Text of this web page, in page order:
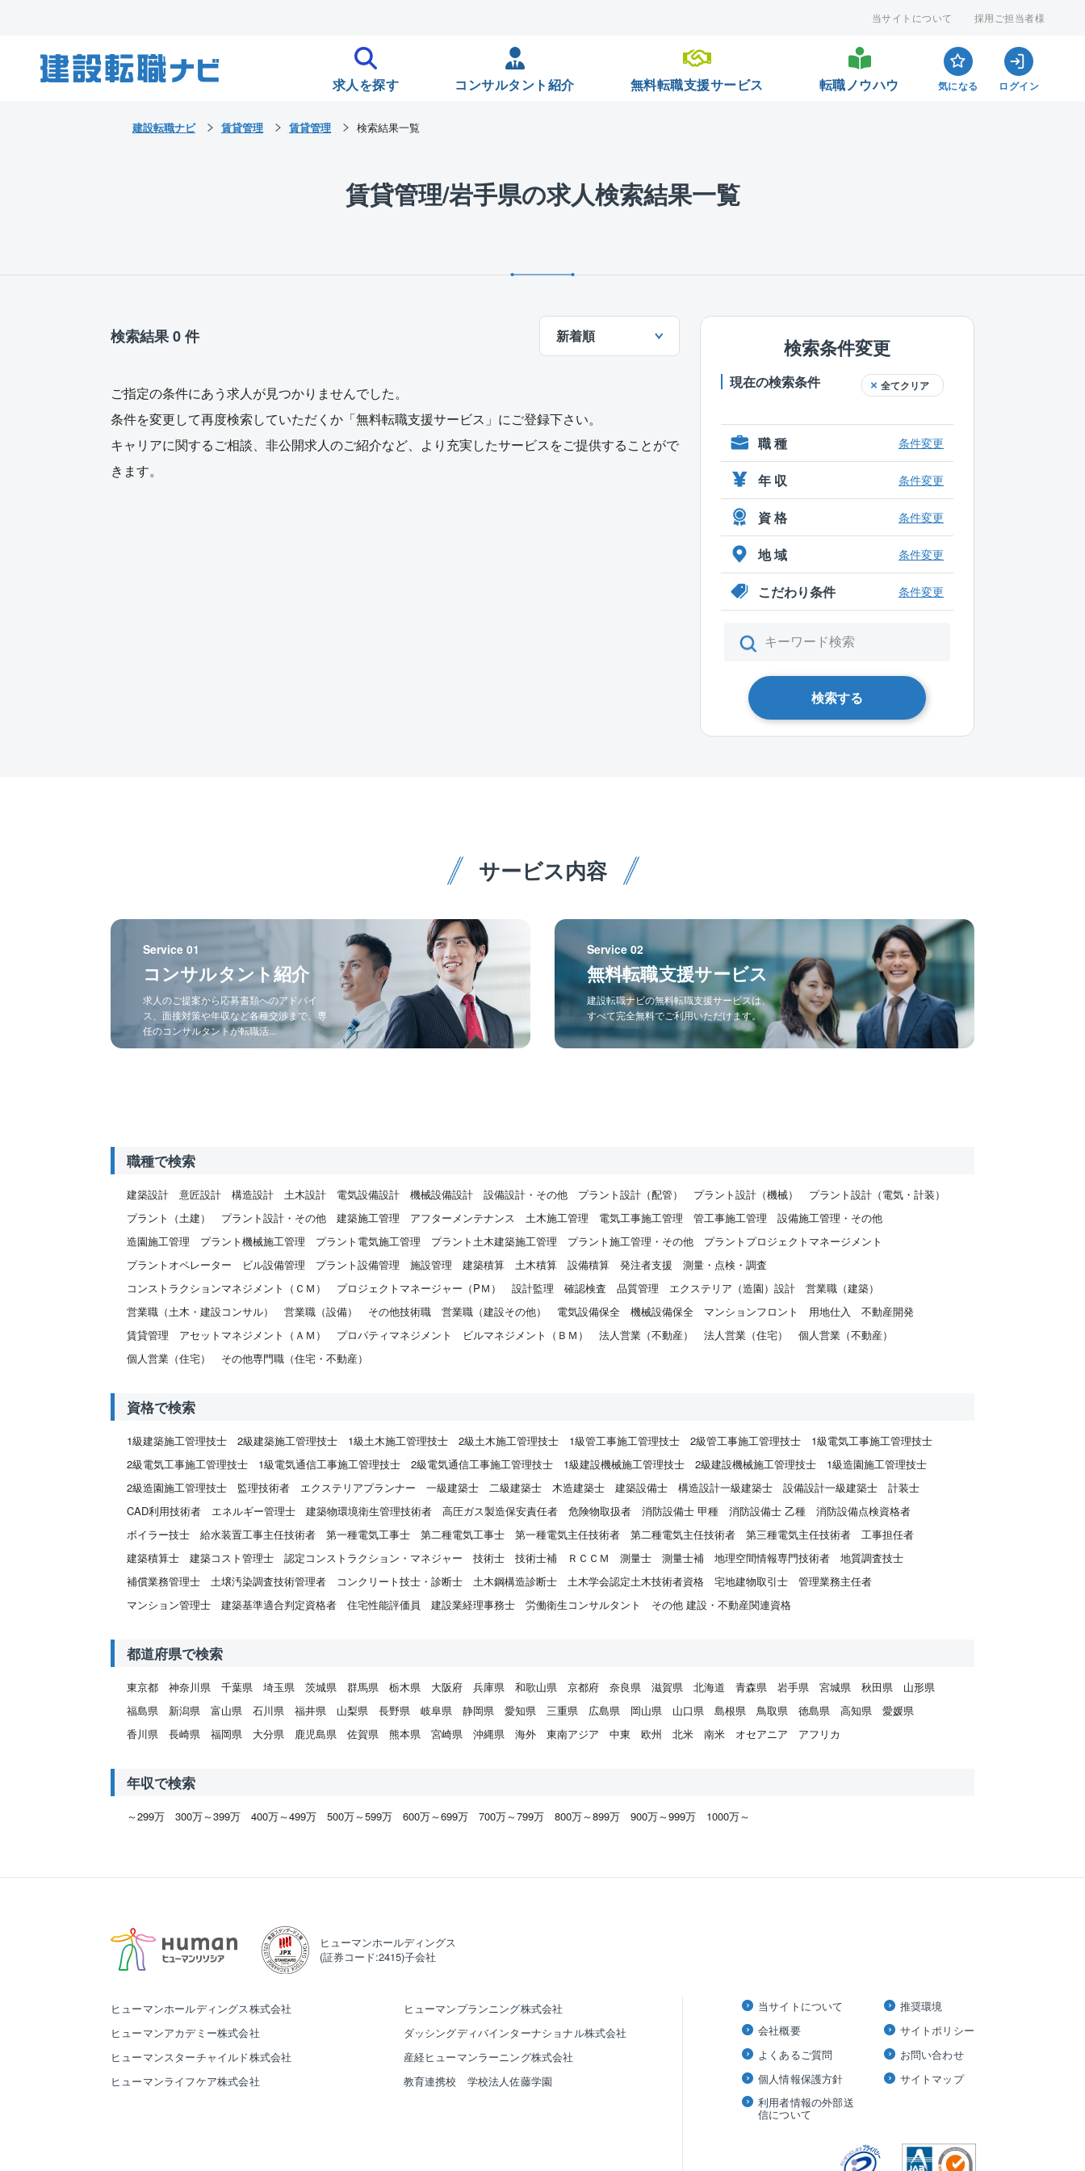
当サイトについて 採用ご担当者様
求人を探す コンサルタント紹介 無料転職支援サービス 転職ノウハウ 気になる ログイン
賃貸管理/岩手県の求人検索結果一覧
検索結果 0 件 新着順
ご指定の条件にあう求人が見つかりませんでした。
条件を変更して再度検索していただくか「無料転職支援サービス」にご登録下さい。
キャリアに関するご相談、非公開求人のご紹介など、より充実したサービスをご提供することがで
きます。
検索条件変更
現在の検索条件 全てクリア
職 種 条件変更
年 収 条件変更
資 格 条件変更
地 域 条件変更
こだわり条件 条件変更
検索する
サービス内容
Service 01
コンサルタント紹介
求人のご提案から応募書類へのアドバイ
ス、面接対策や年収など各種交渉まで、専
任のコンサルタントが転職活...
Service 02
無料転職支援サービス
建設転職ナビの無料転職支援サービスは、
すべて完全無料でご利用いただけます。
職種で検索
建築設計 意匠設計 構造設計 土木設計 電気設備設計 機械設備設計 設備設計・その他 プラント設計（配管） プラント設計（機械）
プラント設計（電気・計装）
プラント（土建）
プラント設計・その他 建築施工管理 アフターメンテナンス 土木施工管理 電気工事施工管理 管工事施工管理
設備施工管理・その他
造園施工管理
プラント機械施工管理 プラント電気施工管理 プラント土木建築施工管理 プラント施工管理・その他
プラントプロジェクトマネージメント
プラントオペレーター
ビル設備管理 プラント設備管理 施設管理 建築積算 土木積算 設備積算 発注者支援
測量・点検・調査
コンストラクションマネジメント（ＣＭ）
プロジェクトマネージャー（PＭ） 設計監理 確認検査 品質管理 エクステリア（造園）設計
営業職（建築）
営業職（土木・建設コンサル）
営業職（設備） その他技術職 営業職（建設その他） 電気設備保全 機械設備保全 マンションフロント 用地仕入
不動産開発
賃貸管理
アセットマネジメント（ＡＭ） プロパティマネジメント ビルマネジメント（ＢＭ） 法人営業（不動産） 法人営業（住宅）
個人営業（不動産）
個人営業（住宅）
その他専門職（住宅・不動産）
資格で検索
1級建築施工管理技士 2級建築施工管理技士 1級土木施工管理技士 2級土木施工管理技士 1級管工事施工管理技士 2級管工事施工管理技士
1級電気工事施工管理技士
2級電気工事施工管理技士
1級電気通信工事施工管理技士 2級電気通信工事施工管理技士 1級建設機械施工管理技士 2級建設機械施工管理技士
1級造園施工管理技士
2級造園施工管理技士
監理技術者 エクステリアプランナー 一級建築士 二級建築士 木造建築士 建築設備士 構造設計一級建築士 設備設計一級建築士
計装士
CAD利用技術者
エネルギー管理士 建築物環境衛生管理技術者 高圧ガス製造保安責任者 危険物取扱者 消防設備士 甲種 消防設備士 乙種
消防設備点検資格者
ボイラー技士
給水装置工事主任技術者 第一種電気工事士 第二種電気工事士 第一種電気主任技術者 第二種電気主任技術者 第三種電気主任技術者
工事担任者
建築積算士
建築コスト管理士 認定コンストラクション・マネジャー 技術士 技術士補 ＲＣＣＭ 測量士 測量士補 地理空間情報専門技術者
地質調査技士
補償業務管理士
土壌汚染調査技術管理者 コンクリート技士・診断士 土木鋼構造診断士 土木学会認定土木技術者資格 宅地建物取引士
管理業務主任者
マンション管理士
建築基準適合判定資格者 住宅性能評価員 建設業経理事務士 労働衛生コンサルタント その他 建設・不動産関連資格
都道府県で検索
東京都 神奈川県 千葉県 埼玉県 茨城県 群馬県 栃木県 大阪府 兵庫県 和歌山県 京都府 奈良県 滋賀県 北海道 青森県 岩手県 宮城県 秋田県
山形県
福島県
新潟県 富山県 石川県 福井県 山梨県 長野県 岐阜県 静岡県 愛知県 三重県 広島県 岡山県 山口県 島根県 鳥取県 徳島県 高知県
愛媛県
香川県
長崎県 福岡県 大分県 鹿児島県 佐賀県 熊本県 宮崎県 沖縄県 海外 東南アジア 中東 欧州 北米 南米 オセアニア アフリカ
年収で検索
～299万 300万～399万 400万～499万 500万～599万 600万～699万 700万～799万 800万～899万 900万～999万 1000万～
建設転職ナビ 賃貸管理 賃貸管理 検索結果一覧
ヒューマンホールディングス
(証券コード:2415)子会社
ヒューマンホールディングス株式会社
ヒューマンアカデミー株式会社
ヒューマンスターチャイルド株式会社
ヒューマンライフケア株式会社
ヒューマンプランニング株式会社
ダッシングディバインターナショナル株式会社
産経ヒューマンラーニング株式会社
教育連携校 学校法人佐藤学園
当サイトについて
会社概要
よくあるご質問
個人情報保護方針
利用者情報の外部送
信について
推奨環境
サイトポリシー
お問い合わせ
サイトマップ